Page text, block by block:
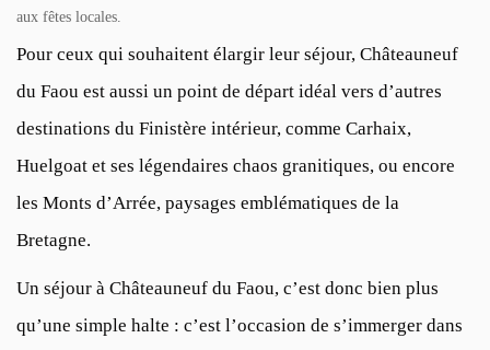
aux fêtes locales.
Pour ceux qui souhaitent élargir leur séjour, Châteauneuf
du Faou est aussi un point de départ idéal vers d’autres
destinations du Finistère intérieur, comme Carhaix,
Huelgoat et ses légendaires chaos granitiques, ou encore
les Monts d’Arrée, paysages emblématiques de la
Bretagne.
Un séjour à Châteauneuf du Faou, c’est donc bien plus
qu’une simple halte : c’est l’occasion de s’immerger dans